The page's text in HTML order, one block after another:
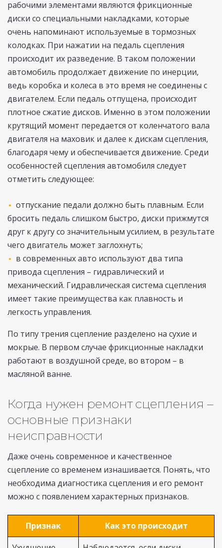
рабочими элементами являются фрикционные
диски со специальными накладками, которые
очень напоминают используемые в тормозных
колодках. При нажатии на педаль сцепления
происходит их разведение. В таком положении
автомобиль продолжает движение по инерции,
ведь коробка и колеса в это время не соединены с
двигателем. Если педаль отпущена, происходит
плотное сжатие дисков. Именно в этом положении
крутящий момент передается от коленчатого вала
двигателя на маховик и далее к дискам сцепления,
благодаря чему и обеспечивается движение. Среди
особенностей сцепления автомобиля следует
отметить следующее:
отпускание педали должно быть плавным. Если
бросить педаль слишком быстро, диски прижмутся
друг к другу со значительным усилием, в результате
чего двигатель может заглохнуть;
в современных авто используют два типа
привода сцепления – гидравлический и
механический. Гидравлическая система сцепления
имеет такие преимущества как плавность и
легкость управления.
По типу трения сцепление разделено на сухие и
мокрые. В первом случае фрикционные накладки
работают в воздушной среде, во втором – в
масляной ванне.
Когда нужен ремонт сцепления –
основные признаки
неисправности
Даже очень современное и качественное
сцепление со временем изнашивается. Понять, что
необходима диагностика сцепления и его ремонт
можно с появлением характерных признаков.
Признак
Как это происходит